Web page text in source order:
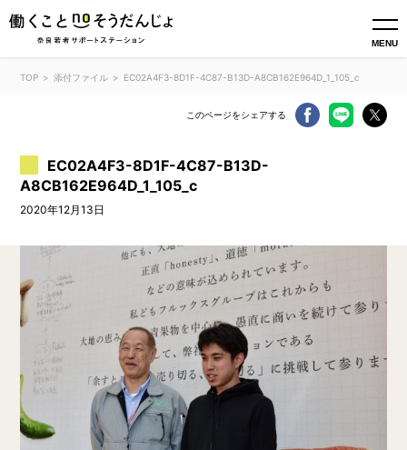
MENU
TOP 添付ファイル EC02A4F3-8D1F-4C87-B13D-A8CB162E964D_1_105_c
このページをシェアする
EC02A4F3-8D1F-4C87-B13D-
A8CB162E964D_1_105_c
2020年12月13日